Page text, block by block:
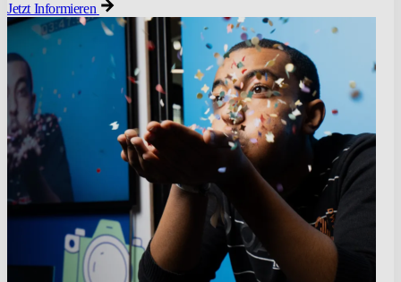
Jetzt Informieren